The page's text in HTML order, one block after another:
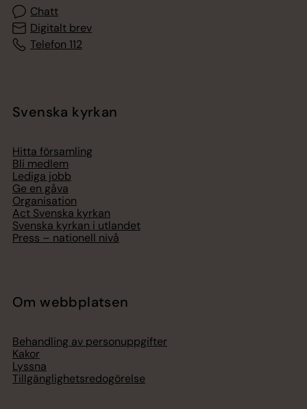
Chatt
Digitalt brev
Telefon 112
Svenska kyrkan
Hitta församling
Bli medlem
Lediga jobb
Ge en gåva
Organisation
Act Svenska kyrkan
Svenska kyrkan i utlandet
Press – nationell nivå
Om webbplatsen
Behandling av personuppgifter
Kakor
Lyssna
Tillgänglighetsredogörelse